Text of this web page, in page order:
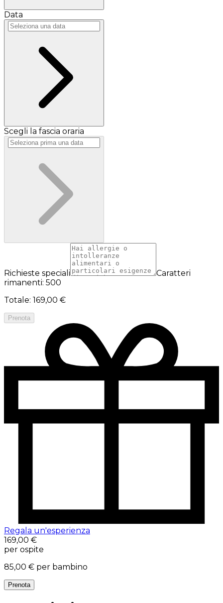
Data
Scegli la fascia oraria
Richieste speciali
Caratteri
rimanenti: 500
Totale: 169,00 €
Prenota
Regala un'esperienza
169,00 €
per ospite
85,00 € per bambino
Prenota